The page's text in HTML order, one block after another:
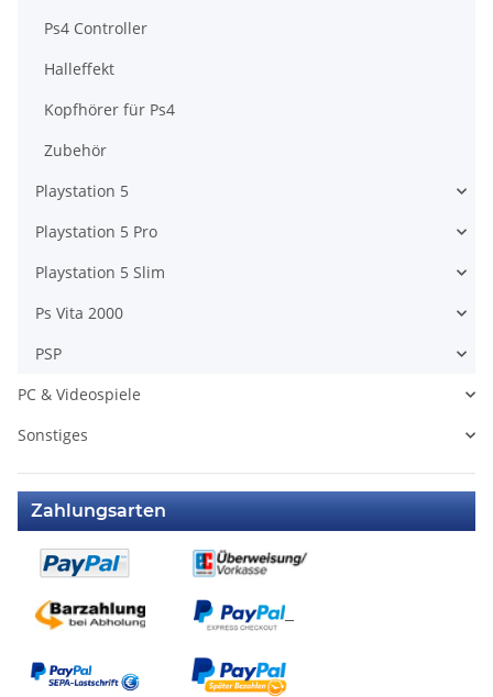
Ps4 Controller
Halleffekt
Kopfhörer für Ps4
Zubehör
Playstation 5
Playstation 5 Pro
Playstation 5 Slim
Ps Vita 2000
PSP
PC & Videospiele
Sonstiges
Zahlungsarten